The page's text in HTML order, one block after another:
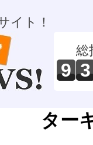
イト！
総
9 3
ター